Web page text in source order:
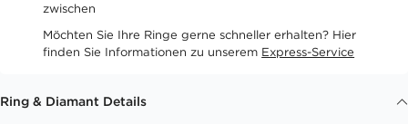
zwischen
Möchten Sie Ihre Ringe gerne schneller erhalten? Hier
finden Sie Informationen zu unserem Express-Service
Ring & Diamant Details